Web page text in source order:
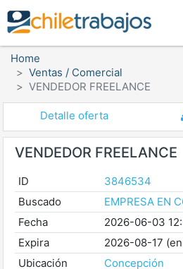
Home
Ventas / Comercial
VENDEDOR FREELANCE
Detalle oferta
VENDEDOR FREELANCE
ID
3846534
Buscado
EMPRESA EN
Fecha
2026-06-03
Expira
2026-08-17 (en
Ubicación
Concepción